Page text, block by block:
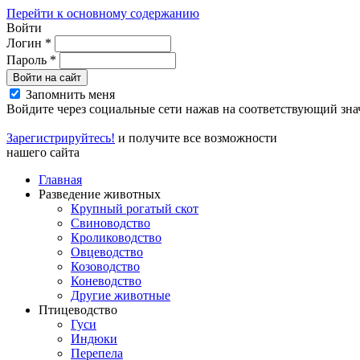
Перейти к основному содержанию
Войти
Логин *
Пароль *
Войти на сайт
Запомнить меня
Войдите через социальные сети нажав на соответствующий
Зарегистрируйтесь! и получите все возможности
нашего сайта
Главная
Разведение животных
Крупный рогатый скот
Свиноводство
Кролиководство
Овцеводство
Козоводство
Коневодство
Другие животные
Птицеводство
Гуси
Индюки
Перепела